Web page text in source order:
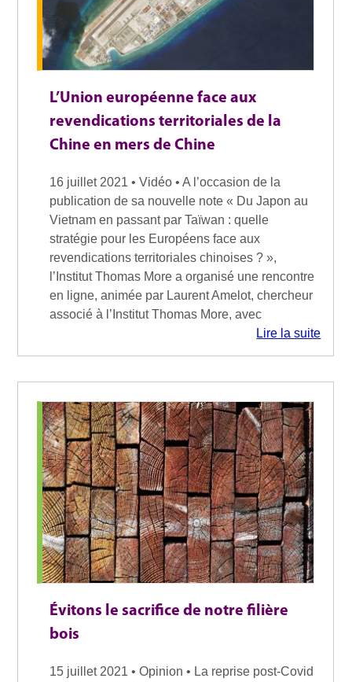
L’Union européenne face aux
revendications territoriales de la
Chine en mers de Chine
16 juillet 2021 • Vidéo • A l’occasion de la
publication de sa nouvelle note « Du Japon au
Vietnam en passant par Taïwan : quelle
stratégie pour les Européens face aux
revendications territoriales chinoises ? »,
l’Institut Thomas More a organisé une rencontre
en ligne, animée par Laurent Amelot, chercheur
associé à l’Institut Thomas More, avec
Lire la suite
Évitons le sacrifice de notre filière
bois
15 juillet 2021 • Opinion • La reprise post-Covid